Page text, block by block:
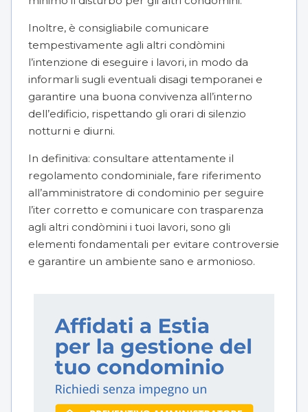
Inoltre, è consigliabile comunicare
tempestivamente agli altri condòmini
l’intenzione di eseguire i lavori, in modo da
informarli sugli eventuali disagi temporanei e
garantire una buona convivenza all’interno
dell’edificio, rispettando gli orari di silenzio
notturni e diurni.
In definitiva: consultare attentamente il
regolamento condominiale, fare riferimento
all’amministratore di condominio per seguire
l’iter corretto e comunicare con trasparenza
agli altri condòmini i tuoi lavori, sono gli
elementi fondamentali per evitare controversie
e garantire un ambiente sano e armonioso.